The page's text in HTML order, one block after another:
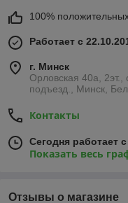
100%
Работает с
г. Минск
Орловская 40а,
подъезд., Минск,
Контакты
Сегодня работает
Показать весь
Отзывы о магазине